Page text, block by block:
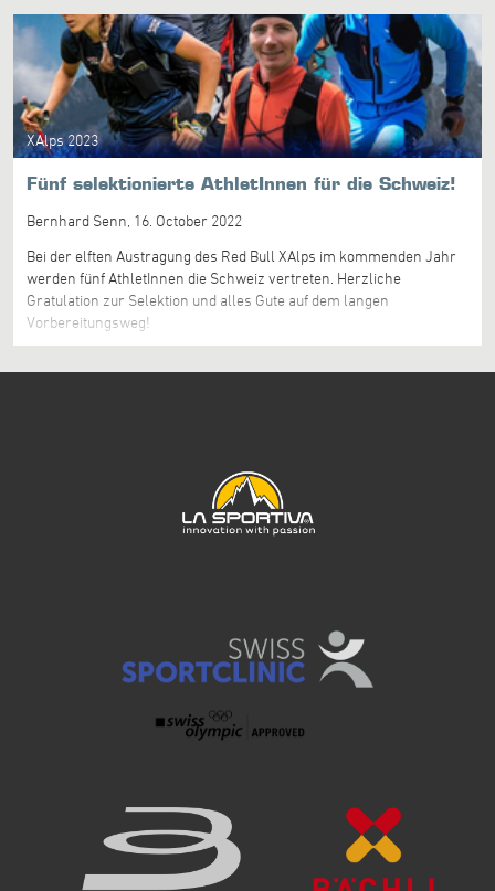
alle erholen und die letzten Vorbereitungen für den Start am
kommenden Samstag tätigen.
XAlps 2023
Fünf selektionierte AthletInnen für die Schweiz!
Bernhard Senn, 16. October 2022
Bei der elften Austragung des Red Bull XAlps im kommenden Jahr
werden fünf AthletInnen die Schweiz vertreten. Herzliche
Gratulation zur Selektion und alles Gute auf dem langen
Vorbereitungsweg!